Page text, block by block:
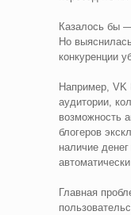
Казалось бы
Но
конкуренции
Например, VK
аудитории,
возможность
блогеров
наличие
Главная